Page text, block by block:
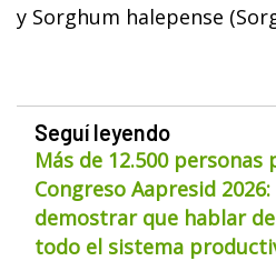
y Sorghum halepense
Seguí leyendo
Más de 12.500
Congreso Aapresid
demostrar que hablar
todo el sistema